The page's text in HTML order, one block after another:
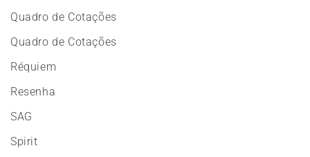
Quadro de Cotações
Quadro de Cotações
Réquiem
Resenha
SAG
Spirit